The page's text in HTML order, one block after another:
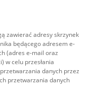
zawierać adresy skrzynek
będącego adresem e-
(adres e-mail oraz
w celu przesłania
danych przez
przetwarzania danych